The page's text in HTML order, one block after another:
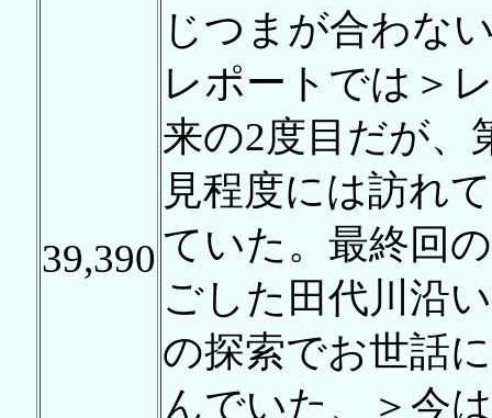
39,390
じつまが合わな
レポートでは＞
来の2度目だが、
見程度には訪れ
ていた。最終回
ごした田代川沿
の探索でお世話
んでいた、＞今